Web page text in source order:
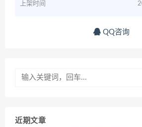
上架时间
QQ咨询
近期文章